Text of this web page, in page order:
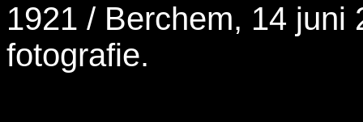
1921 / Berchem, 14 juni
fotografie.